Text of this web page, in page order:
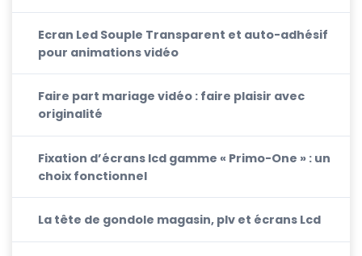
Ecran Led Souple Transparent et auto-adhésif
pour animations vidéo
Faire part mariage vidéo : faire plaisir avec
originalité
Fixation d’écrans lcd gamme « Primo-One » : un
choix fonctionnel
La tête de gondole magasin, plv et écrans Lcd